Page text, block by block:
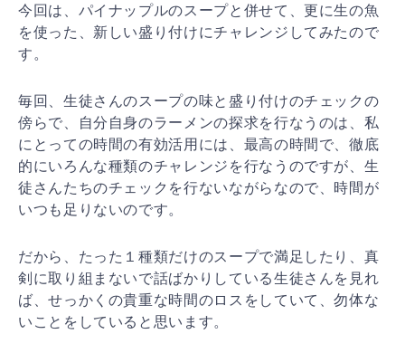
今回は、パイナップルのスープと併せて、更に生の魚
を使った、新しい盛り付けにチャレンジしてみたので
す。
毎回、生徒さんのスープの味と盛り付けのチェックの
傍らで、自分自身のラーメンの探求を行なうのは、私
にとっての時間の有効活用には、最高の時間で、徹底
的にいろんな種類のチャレンジを行なうのですが、生
徒さんたちのチェックを行ないながらなので、時間が
いつも足りないのです。
だから、たった１種類だけのスープで満足したり、真
剣に取り組まないで話ばかりしている生徒さんを見れ
ば、せっかくの貴重な時間のロスをしていて、勿体な
いことをしていると思います。